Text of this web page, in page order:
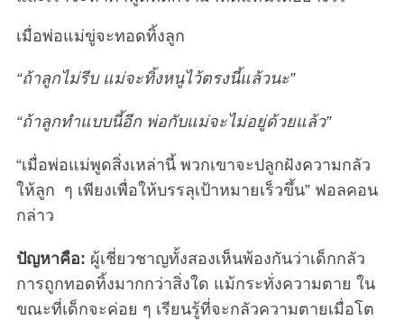
เมื่อพ่อแม่ขู่จะทอดทิ้งลูก
“ถ้าลูกไม่รีบ แม่จะทิ้งหนูไว้ตรงนี้แล้วนะ”
“ถ้าลูกทำแบบนี้อีก พ่อกับแม่จะไม่อยู่ด้วยแล้ว”
“เมื่อพ่อแม่พูดสิ่งเหล่านี้ พวกเขาจะปลูกฝังความกลัว
ให้ลูก ๆ เพียงเพื่อให้บรรลุเป้าหมายเร็วขึ้น” ฟอลคอน
กล่าว
ปัญหาคือ: ผู้เชี่ยวชาญทั้งสองเห็นพ้องกันว่าเด็กกลัว
การถูกทอดทิ้งมากกว่าสิ่งใด แม้กระทั่งความตาย ใน
ขณะที่เด็กจะค่อย ๆ เรียนรู้ที่จะกลัวความตายเมื่อโต